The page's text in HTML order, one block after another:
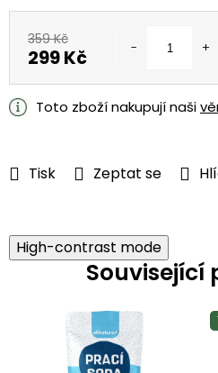
Tisk Zeptat se
359 Kč
299 Kč
Toto zboží nakupují naši
High-contrast mode
Související